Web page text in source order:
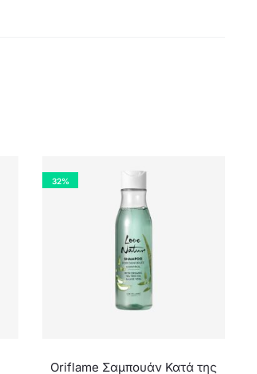
32%
Oriflame Σαμπουάν Κατά της